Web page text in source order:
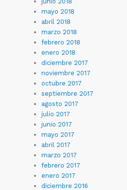
mayo 2018
abril 2018
marzo 2018
febrero 2018
enero 2018
diciembre 2017
noviembre 2017
octubre 2017
septiembre 2017
agosto 2017
julio 2017
junio 2017
mayo 2017
abril 2017
marzo 2017
febrero 2017
enero 2017
diciembre 2016